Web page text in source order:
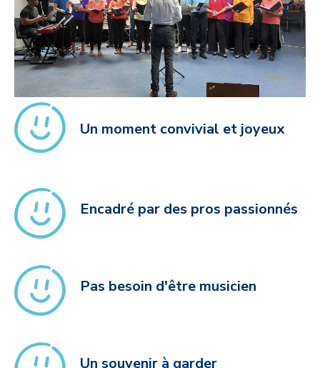
Un moment convivial et joyeux
Encadré par des pros passionnés
Pas besoin d'être musicien
Un souvenir à garder